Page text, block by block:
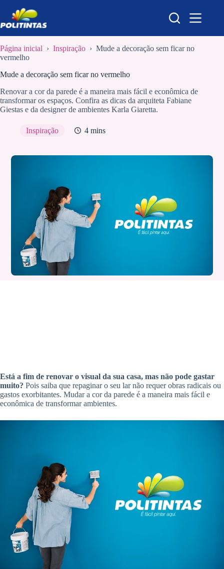
para
o
conteúdo
Página inicial › Inspiração › Mude a decoração sem ficar no
vermelho
Mude a decoração sem ficar no vermelho
Renovar a cor da parede é a maneira mais fácil e econômica de
transformar os espaços. Confira as dicas da arquiteta Fabiane
Giestas e da designer de ambientes Karla Giaretta.
Inspiração 4 mins
Está a fim de renovar o visual da sua casa, mas não pode gastar
muito? Pois saiba que repaginar o seu lar não requer obras radicais ou
gastos exorbitantes. Mudar a cor da parede é a maneira mais fácil e
econômica de transformar ambientes.